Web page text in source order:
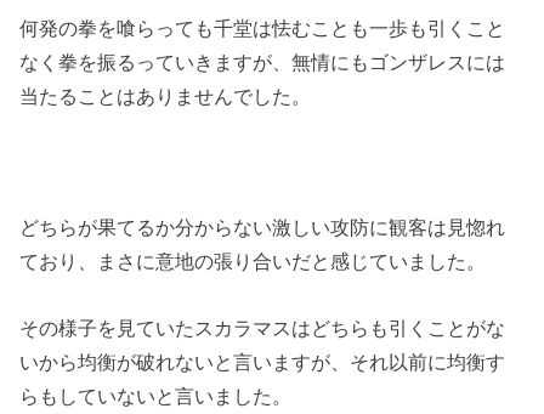
何発の拳を喰らっても千堂は怯むことも一歩も引くこと
なく拳を振るっていきますが、無情にもゴンザレスには
当たることはありませんでした。
どちらが果てるか分からない激しい攻防に観客は見惚れ
ており、まさに意地の張り合いだと感じていました。
その様子を見ていたスカラマスはどちらも引くことがな
いから均衡が破れないと言いますが、それ以前に均衡す
らもしていないと言いました。